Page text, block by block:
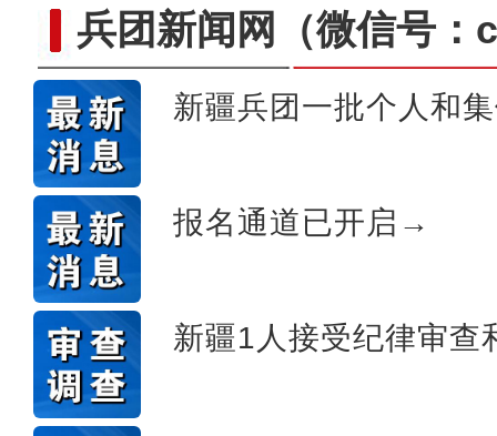
兵团新闻网 （微信号
新疆兵团一批个人和
报名通道已开启→
新疆1人接受纪律审查